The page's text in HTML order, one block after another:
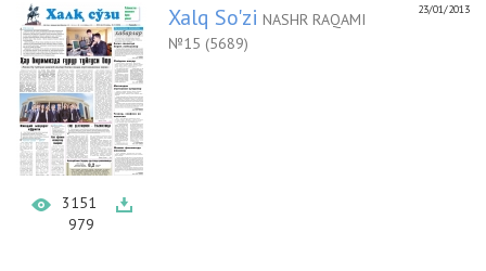
3151
979
23/01/2013
Xalq So'zi NASHR RAQAMI
№15 (5689)